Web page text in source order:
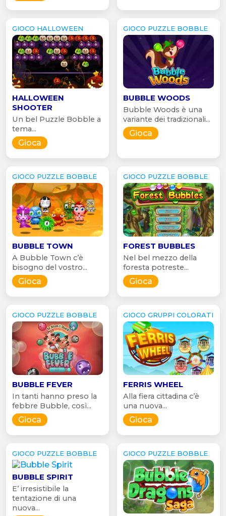
GIOCO HALLOWEEN
HALLOWEEN
SHOOTER
Un bel Puzzle Bobble a
tema...
Gioca
GIOCO PUZZLE BOBBLE
BUBBLE WOODS
Bubble Woods è una
variante dei tradizionali...
Gioca
GIOCO PUZZLE BOBBLE
BUBBLE TOWN
A Bubble Town c’è
bisogno del vostro...
Gioca
GIOCO PUZZLE BOBBLE
FOREST BUBBLES
Nel bel mezzo della
foresta potreste...
Gioca
GIOCO PUZZLE BOBBLE
BUBBLE FEVER
In tanti hanno preso la
febbre Bubble, così...
Gioca
GIOCO GRUPPI COLORATI
FERRIS WHEEL
Alla fiera cittadina c’è
una nuova...
Gioca
GIOCO PUZZLE BOBBLE
BUBBLE SPIRIT
E’ irresistibile la
tentazione di una
nuova...
GIOCO PUZZLE BOBBLE